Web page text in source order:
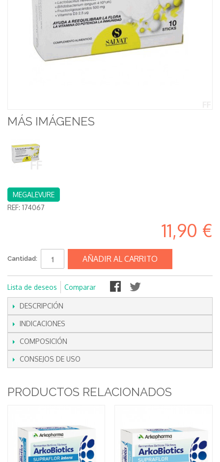
MÁS IMÁGENES
MEGALEVURE
REF: 174067
11,90 €
Cantidad: AÑADIR AL CARRITO
Lista de deseos Comparar
DESCRIPCIÓN
INDICACIONES
COMPOSICIÓN
CONSEJOS DE USO
PRODUCTOS RELACIONADOS